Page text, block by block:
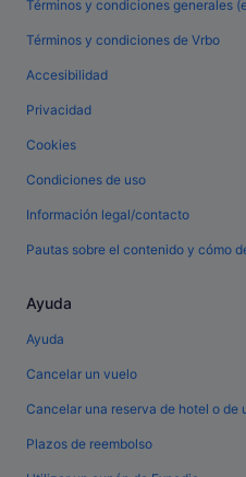
Términos y condiciones generales
Términos y condiciones de Vrbo
Accesibilidad
Privacidad
Cookies
Condiciones de uso
Información legal/contacto
Pautas sobre el contenido y cómo
Ayuda
Ayuda
Cancelar un vuelo
Cancelar una reserva de hotel o de
Plazos de reembolso